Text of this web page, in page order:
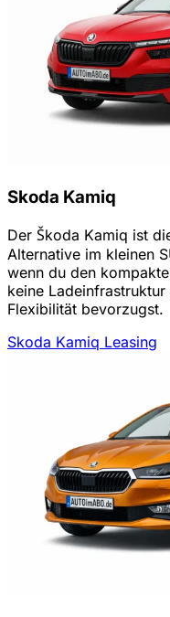
Skoda Kamiq
Der Škoda Kamiq ist
Alternative im kleinen
wenn du den
keine
Flexibilität bevorzugst.
Skoda Kamiq Leasing